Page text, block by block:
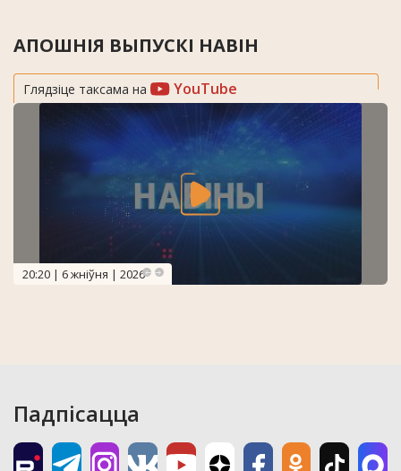
АПОШНІЯ ВЫПУСКІ НАВІН
Глядзіце таксама на YouTube
20:20 | 6 жніўня | 2026
Падпісацца